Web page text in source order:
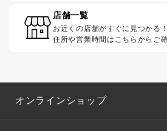
店舗一覧
お近くの店舗がすぐに見つかる！
住所や営業時間はこちらからご
オンラインショップ